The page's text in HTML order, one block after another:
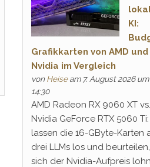
KI:
Grafikkarten von AMD und
Nvidia im Vergleich
vonHeiseam 7. August 2026 um
14:30
AMD Radeon RX 9060 XT vs.
Nvidia GeForce RTX 5060
lassen die 16-GByte-Karten
drei LLMs los und
sich der Nvidia-Aufpreis